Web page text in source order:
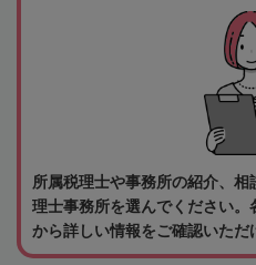
所属税理士や事務所の紹介、
理士事務所を選んでください
から詳しい情報をご確認いただ